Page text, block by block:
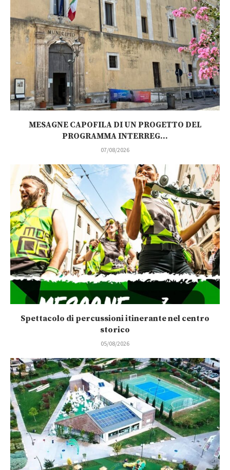
MESAGNE CAPOFILA DI UN PROGETTO DEL
PROGRAMMA INTERREG...
07/08/2026
Spettacolo di percussioni itinerante nel centro
storico
05/08/2026